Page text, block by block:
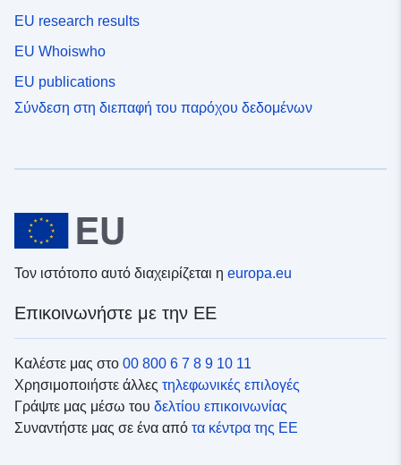
EU research results
EU Whoiswho
EU publications
Σύνδεση στη διεπαφή του παρόχου δεδομένων
Τον ιστότοπο αυτό διαχειρίζεται η europa.eu
Επικοινωνήστε με την ΕΕ
Καλέστε μας στο 00 800 6 7 8 9 10 11
Χρησιμοποιήστε άλλες τηλεφωνικές επιλογές
Γράψτε μας μέσω του δελτίου επικοινωνίας
Συναντήστε μας σε ένα από τα κέντρα της ΕΕ